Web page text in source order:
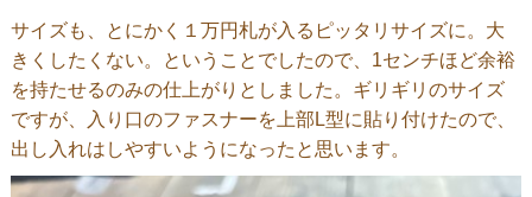
サイズも、とにかく１万円札が入るピッタリサイズに。大
きくしたくない。ということでしたので、1センチほど余裕
を持たせるのみの仕上がりとしました。ギリギリのサイズ
ですが、入り口のファスナーを上部L型に貼り付けたので、
出し入れはしやすいようになったと思います。